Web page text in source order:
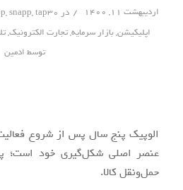
اردیبهشت ۱۱, ۱۴۰۰ / در ,snapp,tap30
اپلیکیشن,بازار سرمایه,تجارت الکترونیک,
توسط ادمین
الوپیک پنج سال پس از شروع
عنصر اصلی شکل‌گیری خود است؛
حمل‌و‌نقل کالا.